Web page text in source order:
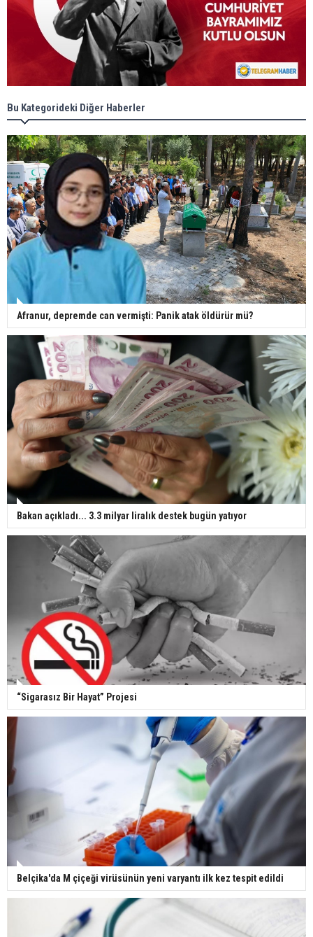
Bu Kategorideki Diğer Haberler
Afranur, depremde can vermişti: Panik atak öldürür mü?
Bakan açıkladı... 3.3 milyar liralık destek bugün yatıyor
“Sigarasız Bir Hayat” Projesi
Belçika'da M çiçeği virüsünün yeni varyantı ilk kez tespit edildi